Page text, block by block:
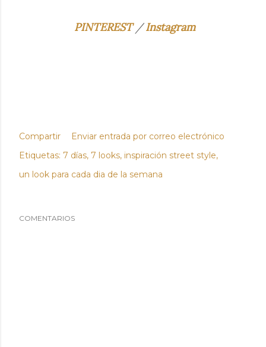
PINTEREST/Instagram
Compartir
Enviar entrada por correo electrónico
Etiquetas: 7 días 7 looks inspiración street style
un look para cada dia de la semana
COMENTARIOS